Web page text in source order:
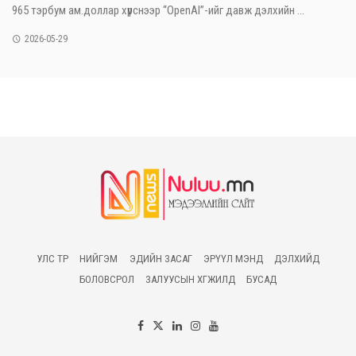
965 тэрбум ам.доллар хүрснээр “OpenAI”-ийг давж дэлхийн ...
2026-05-29
УЛС ТӨР НИЙГЭМ ЭДИЙН ЗАСАГ ЭРҮҮЛ МЭНД
ДЭЛХИЙД
БОЛОВСРОЛ
ЗАЛУУСЫН ХӨГЖИЛД БУСАД